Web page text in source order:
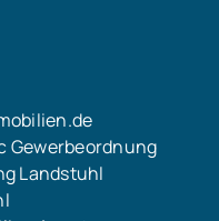
Gewerbeordnung
Landstuhl